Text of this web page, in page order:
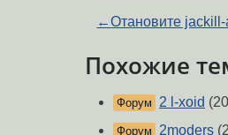
←Отановите jackill-
Похожие
Форум 2 l-xoid
Форум 2moders